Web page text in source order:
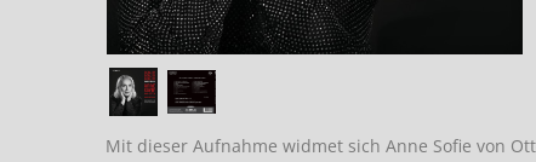
Mit dieser Aufnahme widmet sich Anne Sofie von